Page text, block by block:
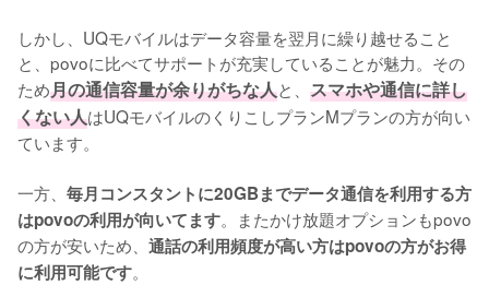
しかし、UQモバイルはデータ容量を翌月に繰り越せること
と、povoに比べてサポートが充実していることが魅力。その
ため月の通信容量が余りがちな人と、 スマホや通信に詳し
くない人はUQモバイルのくりこしプランMプランの方が向い
ています。
一方、 毎月コンスタントに20GBまでデータ通信を利用する方
はpovoの利用が向いてます。またかけ放題オプションもpovo
の方が安いため、 通話の利用頻度が高い方はpovoの方がお得
に利用可能です。